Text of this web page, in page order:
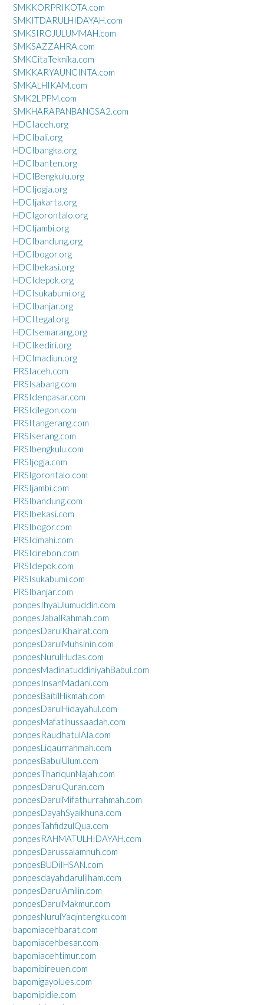
SMKKORPRIKOTA.com
SMKITDARULHIDAYAH.com
SMKSIROJULUMMAH.com
SMKSAZZAHRA.com
SMKCitaTeknika.com
SMKKARYAUNCINTA.com
SMKALHIKAM.com
SMK2LPPM.com
SMKHARAPANBANGSA2.com
HDCIaceh.org
HDCIbali.org
HDCIbangka.org
HDCIbanten.org
HDCIBengkulu.org
HDCIjogja.org
HDCIjakarta.org
HDCIgorontalo.org
HDCIjambi.org
HDCIbandung.org
HDCIbogor.org
HDCIbekasi.org
HDCIdepok.org
HDCIsukabumi.org
HDCIbanjar.org
HDCItegal.org
HDCIsemarang.org
HDCIkediri.org
HDCImadiun.org
PRSIaceh.com
PRSIsabang.com
PRSIdenpasar.com
PRSIcilegon.com
PRSItangerang.com
PRSIserang.com
PRSIbengkulu.com
PRSIjogja.com
PRSIgorontalo.com
PRSIjambi.com
PRSIbandung.com
PRSIbekasi.com
PRSIbogor.com
PRSIcimahi.com
PRSIcirebon.com
PRSIdepok.com
PRSIsukabumi.com
PRSIbanjar.com
ponpesIhyaUlumuddin.com
ponpesJabalRahmah.com
ponpesDarulKhairat.com
ponpesDarulMuhsinin.com
ponpesNurulHudas.com
ponpesMadinatuddiniyahBabul.com
ponpesInsanMadani.com
ponpesBaitilHikmah.com
ponpesDarulHidayahul.com
ponpesMafatihussaadah.com
ponpesRaudhatulAla.com
ponpesLiqaurrahmah.com
ponpesBabulUlum.com
ponpesThariqunNajah.com
ponpesDarulQuran.com
ponpesDarulMifathurrahmah.com
ponpesDayahSyaikhuna.com
ponpesTahfidzulQua.com
ponpesRAHMATULHIDAYAH.com
ponpesDarussalamnuh.com
ponpesBUDiIHSAN.com
ponpesdayahdarulilham.com
ponpesDarulAmilin.com
ponpesDarulMakmur.com
ponpesNurulYaqintengku.com
bapomiacehbarat.com
bapomiacehbesar.com
bapomiacehtimur.com
bapomibireuen.com
bapomigayolues.com
bapomipidie.com